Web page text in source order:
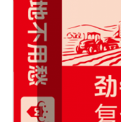
肥料，能完全溶于水
水溶肥作为一种快
同作物的肥料特点
菜、果树、花卉、
料。使用技巧：1．
于水溶性肥料有别于
按常规施肥方法，造
苗弱等现象，二次稀
2．严格控制施肥量